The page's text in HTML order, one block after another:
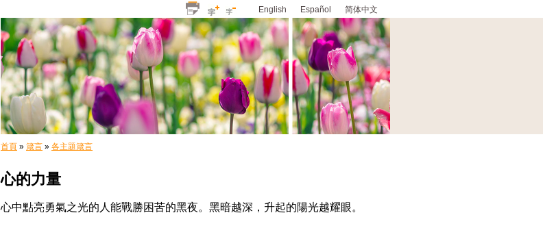
English Español 简体中文
首頁 » 箴言 » 各主題箴言
心的力量
心中點亮勇氣之光的人能戰勝困苦的黑夜。黑暗越深，升起的陽光越耀眼。